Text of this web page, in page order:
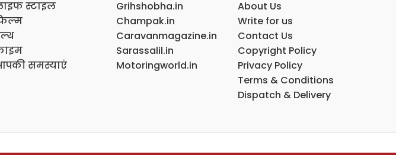
स्टाइल
समस्याएं
Grihshobha.in
Champak.in
Caravanmagazine.in
Sarassalil.in
Motoringworld.in
About Us
Write for us
Contact Us
Copyright Policy
Privacy Policy
Terms & Conditions
Dispatch & Delivery